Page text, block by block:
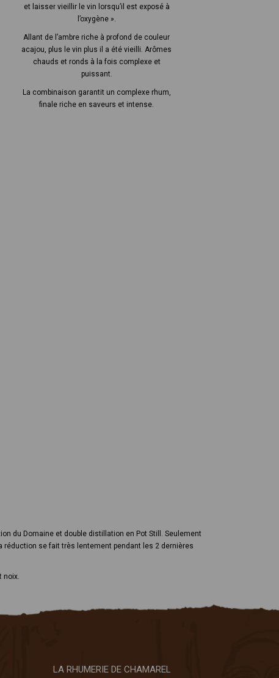
et laisser vieillir le vin lorsqu’il est exposé à
l’oxygène ».
Allant de l’ambre riche à profond de couleur
acajou, plus le vin plus il a été vieilli. Arômes
chauds et ronds à la fois complexe et
puissant.
La combinaison garantit un complexe rhum,
finale riche en saveurs et intense.
du Domaine et double distillation en Pot Still. Seulement
réduction se fait très lentement pendant les 2 dernières
noix.
LA RHUMERIE DE CHAMAREL